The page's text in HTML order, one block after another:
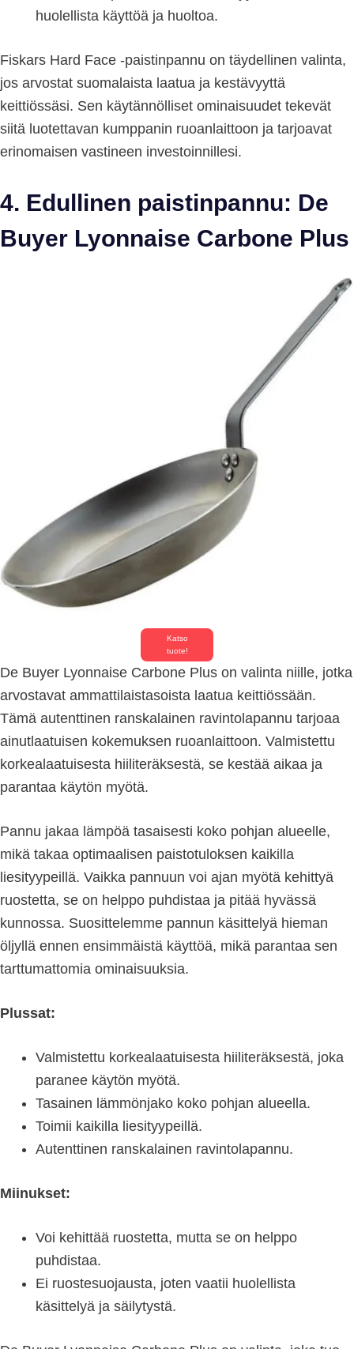
huolellista käyttöä ja huoltoa.
Fiskars Hard Face -paistinpannu on täydellinen valinta,
jos arvostat suomalaista laatua ja kestävyyttä
keittiössäsi. Sen käytännölliset ominaisuudet tekevät
siitä luotettavan kumppanin ruoanlaittoon ja tarjoavat
erinomaisen vastineen investoinnillesi.
4. Edullinen paistinpannu: De
Buyer Lyonnaise Carbone Plus
Katso
tuote!
De Buyer Lyonnaise Carbone Plus on valinta niille, jotka
arvostavat ammattilaistasoista laatua keittiössään.
Tämä autenttinen ranskalainen ravintolapannu tarjoaa
ainutlaatuisen kokemuksen ruoanlaittoon. Valmistettu
korkealaatuisesta hiiliteräksestä, se kestää aikaa ja
parantaa käytön myötä.
Pannu jakaa lämpöä tasaisesti koko pohjan alueelle,
mikä takaa optimaalisen paistotuloksen kaikilla
liesityypeillä. Vaikka pannuun voi ajan myötä kehittyä
ruostetta, se on helppo puhdistaa ja pitää hyvässä
kunnossa. Suosittelemme pannun käsittelyä hieman
öljyllä ennen ensimmäistä käyttöä, mikä parantaa sen
tarttumattomia ominaisuuksia.
Plussat:
Valmistettu korkealaatuisesta hiiliteräksestä, joka
paranee käytön myötä.
Tasainen lämmönjako koko pohjan alueella.
Toimii kaikilla liesityypeillä.
Autenttinen ranskalainen ravintolapannu.
Miinukset:
Voi kehittää ruostetta, mutta se on helppo
puhdistaa.
Ei ruostesuojausta, joten vaatii huolellista
käsittelyä ja säilytystä.